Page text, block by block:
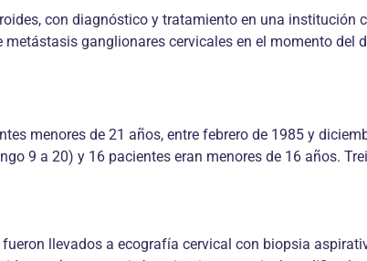
con diagnóstico y tratamiento en una institución
ganglionares cervicales en el momento del
menores de 21 años, entre febrero de 1985 y
9 a 20) y 16 pacientes eran menores de 16 años.
llevados a ecografía cervical con biopsia